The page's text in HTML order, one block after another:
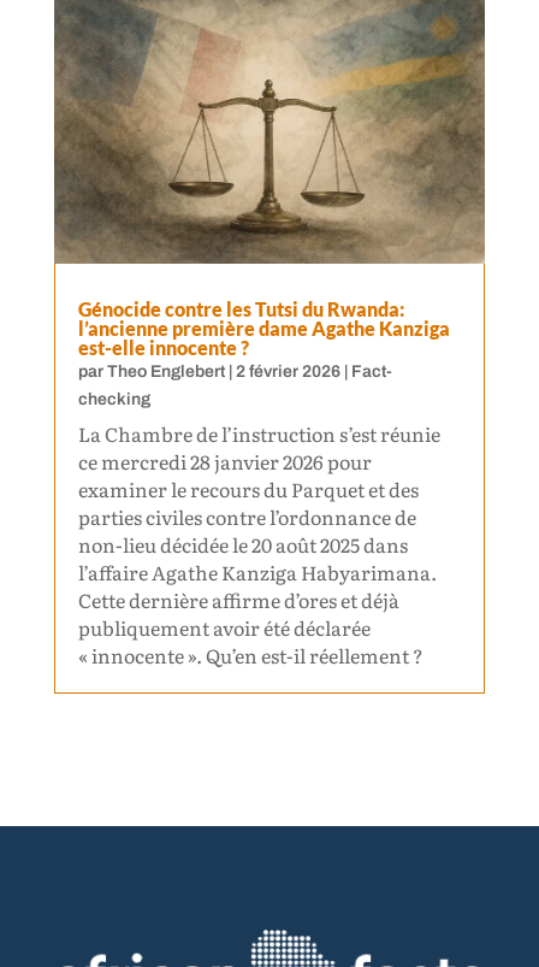
Génocide contre les Tutsi du Rwanda:
l’ancienne première dame Agathe Kanziga
est-elle innocente ?
par Theo Englebert| 2 février 2026| Fact-
checking
La Chambre de l’instruction s’est réunie
ce mercredi 28 janvier 2026 pour
examiner le recours du Parquet et des
parties civiles contre l’ordonnance de
non-lieu décidée le 20 août 2025 dans
l’affaire Agathe Kanziga Habyarimana.
Cette dernière affirme d’ores et déjà
publiquement avoir été déclarée
« innocente ». Qu’en est-il réellement ?